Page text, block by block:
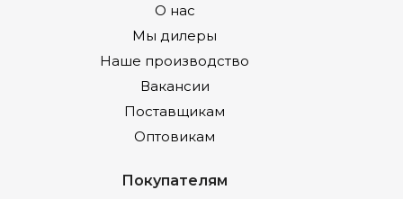
О нас
Мы дилеры
Наше производство
Вакансии
Поставщикам
Оптовикам
Покупателям